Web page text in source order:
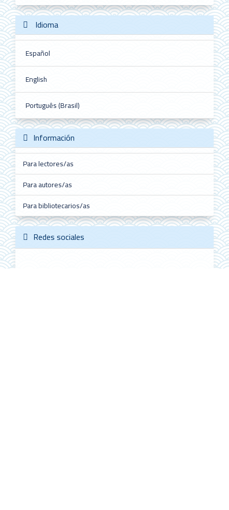
Idioma
Español
English
Português (Brasil)
Información
Para lectores/as
Para autores/as
Para bibliotecarios/as
Redes sociales